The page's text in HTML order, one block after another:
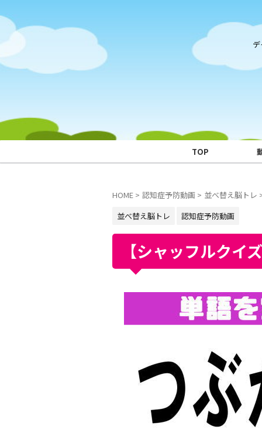
TOP
HOME > 認知症予防動画 > 並べ替え脳トレ
並べ替え脳トレ
認知症予防動画
【シャッフルクイ